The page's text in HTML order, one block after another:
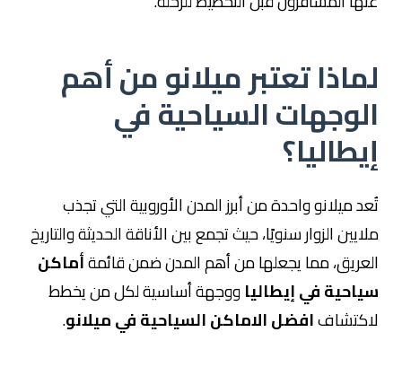
لماذا تعتبر ميلانو من أهم
الوجهات السياحية في
إيطاليا؟
تُعد ميلانو واحدة من أبرز المدن الأوروبية التي تجذب
ملايين الزوار سنويًا، حيث تجمع بين الأناقة الحديثة والتاريخ
العريق، مما يجعلها من أهم المدن ضمن قائمةأماكن
سياحية في إيطالياووجهة أساسية لكل من يخطط
لاكتشافافضل الاماكن السياحية في ميلانو.